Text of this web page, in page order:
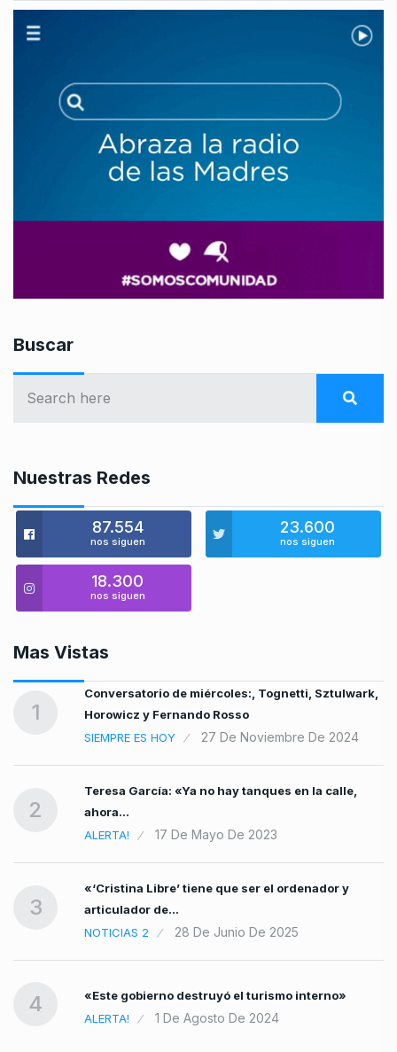
Buscar
Nuestras Redes
87.554
nos siguen
23.600
nos siguen
18.300
nos siguen
Mas Vistas
1
Conversatorio de miércoles:, Tognetti, Sztulwark,
Horowicz y Fernando Rosso
SIEMPRE ES HOY
27 De Noviembre De 2024
2
Teresa García: «Ya no hay tanques en la calle,
ahora…
ALERTA!
17 De Mayo De 2023
3
«‘Cristina Libre’ tiene que ser el ordenador y
articulador de…
NOTICIAS 2
28 De Junio De 2025
4
«Este gobierno destruyó el turismo interno»
ALERTA!
1 De Agosto De 2024